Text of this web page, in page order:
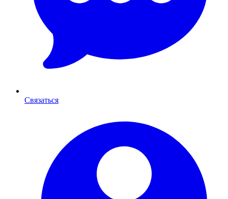
Связаться